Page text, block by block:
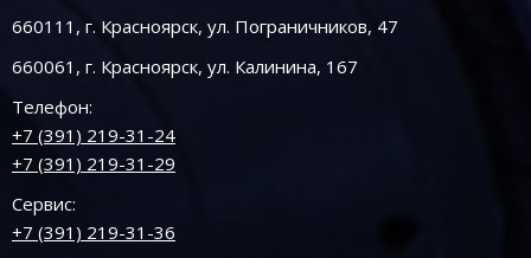
660111, г. Красноярск, ул. Пограничников, 47
660061, г. Красноярск, ул. Калинина, 167
Телефон:
+7 (391) 219-31-24
+7 (391) 219-31-29
Сервис:
+7 (391) 219-31-36